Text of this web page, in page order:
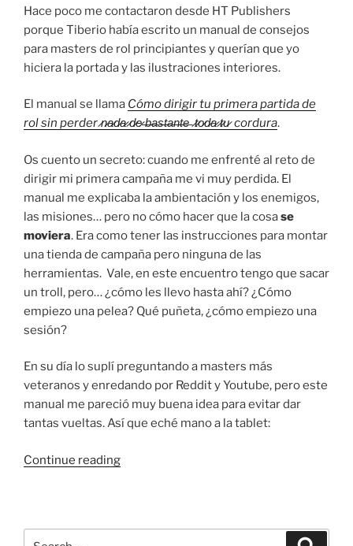
Hace poco me contactaron desde HT Publishers
porque Tiberio había escrito un manual de consejos
para masters de rol principiantes y querían que yo
hiciera la portada y las ilustraciones interiores.
El manual se llama Cómo dirigir tu primera partida de
rol sin perder ̷n̷a̷d̷a̷ ̷d̷e̷ ̶b̶a̶s̶t̶a̶n̶t̶e̶ ̷t̷o̷d̷a̷ ̷t̷u̷ cordura.
Os cuento un secreto: cuando me enfrenté al reto de
dirigir mi primera campaña me vi muy perdida. El
manual me explicaba la ambientación y los enemigos,
las misiones… pero no cómo hacer que la cosase
moviera. Era como tener las instrucciones para montar
una tienda de campaña pero ninguna de las
herramientas. Vale, en este encuentro tengo que sacar
un troll, pero… ¿cómo les llevo hasta ahí? ¿Cómo
empiezo una pelea? Qué puñeta, ¿cómo empiezo una
sesión?
En su día lo suplí preguntando a masters más
veteranos y enredando por Reddit y Youtube, pero este
manual me pareció muy buena idea para evitar dar
tantas vueltas. Así que eché mano a la tablet:
Continue reading“Ilustrando